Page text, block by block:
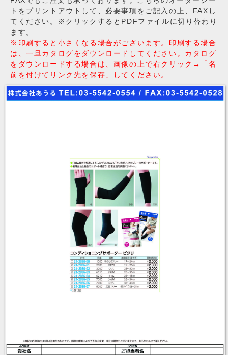
トをプリントアウトして、必要事項をご記入の上、FAXし
てください。※クリックするとPDFファイルに切り替わり
ます。
※印刷すると小さくなる場合がございます。印刷する場合
は、一旦カタログをダウンロードしてください。カタログ
をダウンロードする場合は、画像の上で右クリック→「名
前を付けてリンク先を保存」してください。